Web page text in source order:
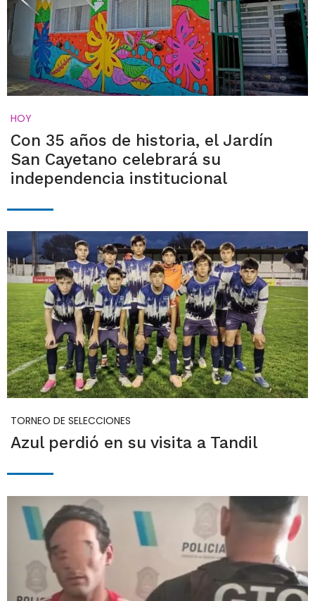
HOY
Con 35 años de historia, el Jardín
San Cayetano celebrará su
independencia institucional
TORNEO DE SELECCIONES
Azul perdió en su visita a Tandil